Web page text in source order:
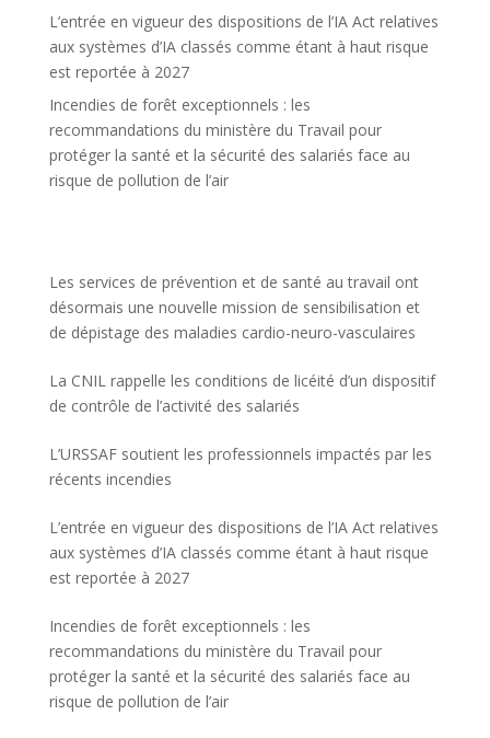
L’entrée en vigueur des dispositions de l’IA Act relatives
aux systèmes d’IA classés comme étant à haut risque
est reportée à 2027
Incendies de forêt exceptionnels : les
recommandations du ministère du Travail pour
protéger la santé et la sécurité des salariés face au
risque de pollution de l’air
Les services de prévention et de santé au travail ont
désormais une nouvelle mission de sensibilisation et
de dépistage des maladies cardio-neuro-vasculaires
La CNIL rappelle les conditions de licéité d’un dispositif
de contrôle de l’activité des salariés
L’URSSAF soutient les professionnels impactés par les
récents incendies
L’entrée en vigueur des dispositions de l’IA Act relatives
aux systèmes d’IA classés comme étant à haut risque
est reportée à 2027
Incendies de forêt exceptionnels : les
recommandations du ministère du Travail pour
protéger la santé et la sécurité des salariés face au
risque de pollution de l’air